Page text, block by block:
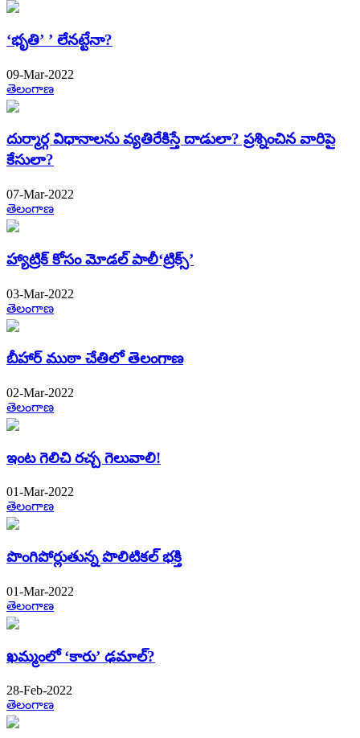
‘భృతి’ ’ లేనట్టేనా?
09-Mar-2022
తెలంగాణ
దుర్మార్గ విధానాలను వ్యతిరేకిస్తే దాడులా? ప్రశ్నించిన వారిపై
కేసులా?
07-Mar-2022
తెలంగాణ
హ్యాట్రిక్​ కోసం మోడల్​ పాలీ‘ట్రిక్స్​’
03-Mar-2022
తెలంగాణ
బీహార్​ ముఠా చేతిలో తెలంగాణ
02-Mar-2022
తెలంగాణ
ఇంట గెలిచి రచ్చ గెలువాలి!
01-Mar-2022
తెలంగాణ
పొంగిపోర్లుతున్న పొలిటికల్​ భక్తి
01-Mar-2022
తెలంగాణ
ఖమ్మంలో ‘కారు’ ఢమాల్​?
28-Feb-2022
తెలంగాణ